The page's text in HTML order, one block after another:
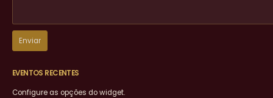
EVENTOS RECENTES
Configure as opções do widget.